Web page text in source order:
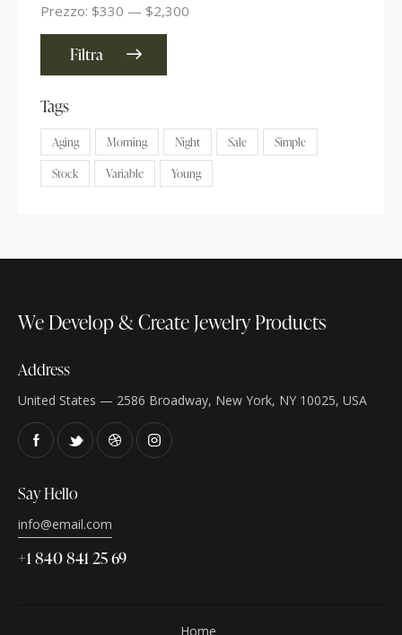
Filtra
Prezzo: $330 — $2,300
Tags
Aging Morning Night Sale
Simple
Stock
Variable Young
We Develop & CreateJewelry Products
Address
United States — 2586 Broadway, New York, NY 10025, USA
Say Hello
info@email.com
+1 840 841 25 69
Home